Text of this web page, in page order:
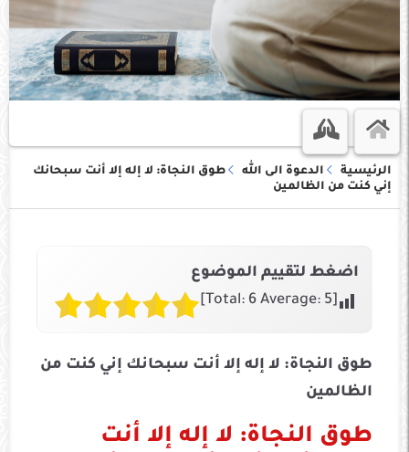
الرئيسية الدعوة الى الله
طوق النجاة: لا إله إلا أنت سبحانك
إني كنت من الظالمين
اضغط لتقييم الموضوع
[Total:
6Average: 5
]
طوق النجاة: لا إله إلا أنت سبحانك إني كنت من
الظالمين
طوق النجاة: لا إله إلا أنت